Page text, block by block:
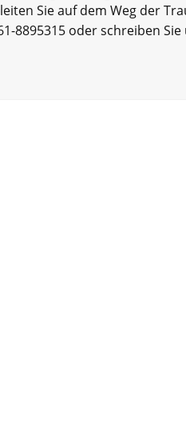
Sie auf dem Weg der
8895315 oder schreiben Sie